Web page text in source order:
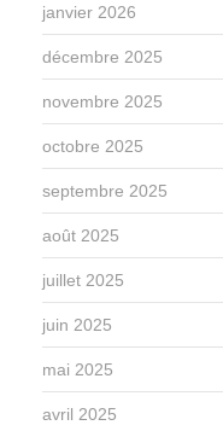
janvier 2026
décembre 2025
novembre 2025
octobre 2025
septembre 2025
août 2025
juillet 2025
juin 2025
mai 2025
avril 2025